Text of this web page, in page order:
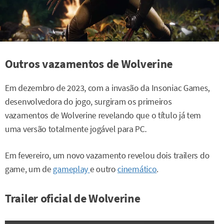
Outros vazamentos de Wolverine
Em dezembro de 2023, com a invasão da Insoniac Games,
desenvolvedora do jogo, surgiram os primeiros
vazamentos de Wolverine revelando que o título já tem
uma versão totalmente jogável para PC.
Em fevereiro, um novo vazamento revelou dois trailers do
game, um degameplaye outrocinemático.
Trailer oficial de Wolverine